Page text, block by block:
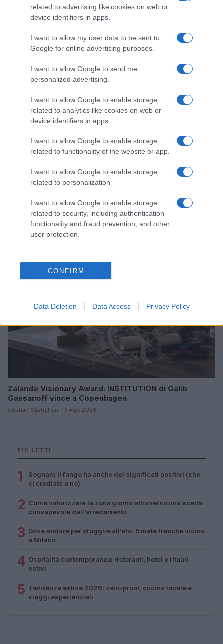
related to advertising like cookies on web or
device identifiers in apps.
I want to allow my user data to be sent to
Google for online advertising purposes.
I want to allow Google to send me
personalized advertising.
I want to allow Google to enable storage
related to analytics like cookies on web or
device identifiers in apps.
I want to allow Google to enable storage
related to functionality of the website or app.
I want to allow Google to enable storage
related to personalization.
I want to allow Google to enable storage
related to security, including authentication
functionality and fraud prevention, and other
user protection.
CONFIRM
Data Deletion Data Access Privacy Policy
Copenhagen Fashion Week SS27: le novità che stanno
rivoluzionando la moda
Cristian Castiglioni · 8 Ago 2026
LIFESTYLE
Scopri Rocca San Giovanni, il borgo abruzzese tra
mare e storia
Cristian Castiglioni · 8 Ago 2026
Zalando Visionary Award: INSTITUTION di Galib
Gassanoff vince a Copenhagen
Cristian Castiglioni · 7 Ago 2026
PIÙ LETTI
1
Sognare il fango ha anche dei significati positivi (che
ci crediate o no)
2 Come valorizzare la zona giorno attraverso una scelta
consapevole dell’arredamento
3 Dove andare per sfuggire all’afa: 5 mete fresche vicino
a Milano
4 Ospitalità contemporanea: ristoranti, hotel e rituali
estivi
5 Tendenze estive 2026: zero-proof, cucina locale e
viaggi esperienziali